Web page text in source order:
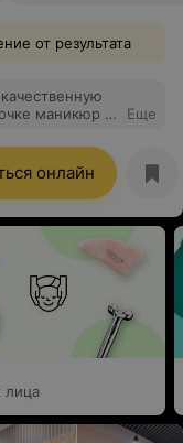
от результата
маникюр и
Еще
онлайн
лица